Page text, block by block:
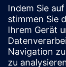
Batterie-
Gewinnen
BESS